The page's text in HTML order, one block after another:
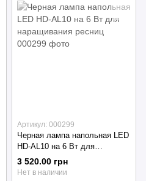
Артикул: 000299
Черная лампа напольная LED
HD-AL10 на 6 Вт для
наращивания ресниц
3 520.00 грн
Нет в наличии